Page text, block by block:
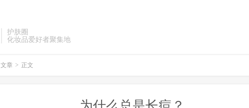
护肤圈
化妆品爱好者聚集地
文章 > 正文